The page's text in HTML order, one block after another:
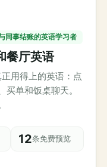
同事结账的英语学习者
餐厅英语
用得上的英语：点
单和饭桌聊天。
12条免费预览